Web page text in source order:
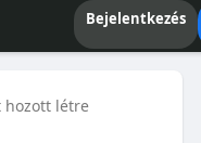
Bejelentkezés
hozott létre